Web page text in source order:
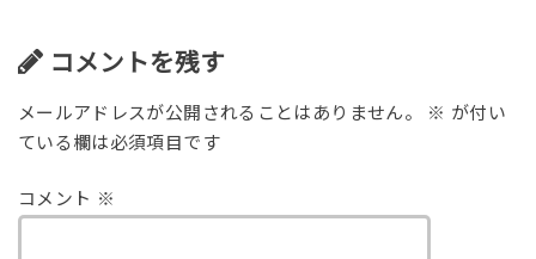
コメントを残す
メールアドレスが公開されることはありません。 ※ が付い
ている欄は必須項目です
コメント ※